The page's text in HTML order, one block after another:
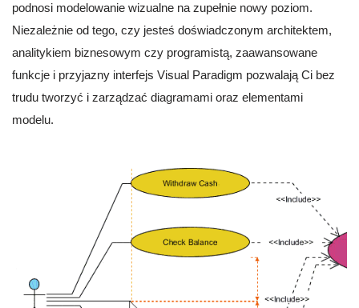
podnosi modelowanie wizualne na zupełnie nowy poziom.
Niezależnie od tego, czy jesteś doświadczonym architektem,
analitykiem biznesowym czy programistą, zaawansowane
funkcje i przyjazny interfejs Visual Paradigm pozwalają Ci bez
trudu tworzyć i zarządzać diagramami oraz elementami
modelu.